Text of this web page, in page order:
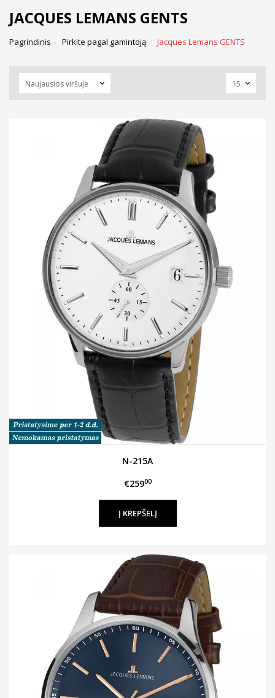
JACQUES LEMANS GENTS
Pagrindinis Pirkite pagal gamintoją Jacques Lemans GENTS
N-215A
€25900